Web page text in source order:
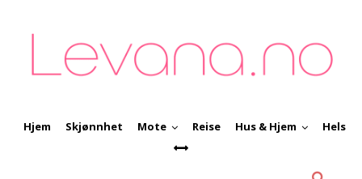
Hjem Skjønnhet Mote Reise Hus & Hjem Helse